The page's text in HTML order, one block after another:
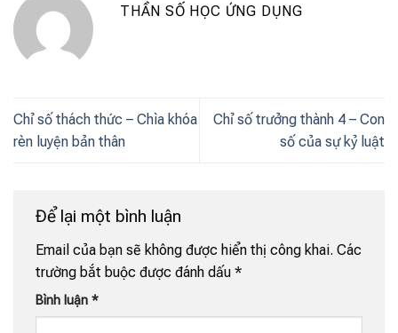
THẦN SỐ HỌC ỨNG DỤNG
Chỉ số thách thức – Chìa khóa
rèn luyện bản thân
Chỉ số trưởng thành 4 – Con
số của sự kỷ luật
Để lại một bình luận
Email của bạn sẽ không được hiển thị công khai. Các
trường bắt buộc được đánh dấu *
Bình luận *